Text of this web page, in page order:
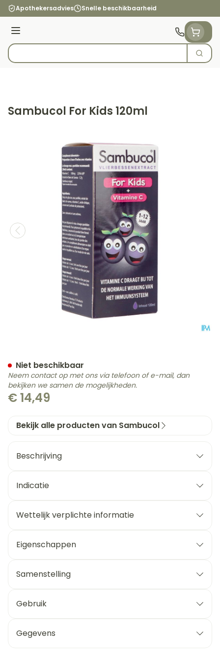
Ga naar de inhoud
Apothekersadvies Snelle beschikbaarheid
Menu
Product, merk, categorie...
Zoek
Sambucol For Kids 120ml
€ 14,49
Niet beschikbaar
Neem contact op met ons via telefoon of e-mail, dan
bekijken we samen de mogelijkheden.
Bekijk alle producten van Sambucol
Beschrijving
Indicatie
Wettelijk verplichte informatie
Eigenschappen
Samenstelling
Gebruik
Gegevens